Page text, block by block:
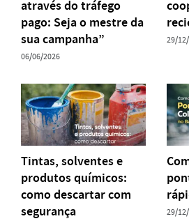
através do tráfego
pago: Seja o mestre da
sua campanha”
06/06/2026
29/
Tintas, solventes e
produtos químicos:
como descartar com
segurança
29/